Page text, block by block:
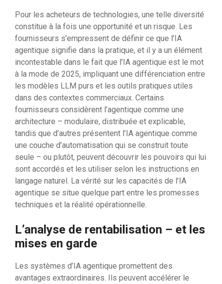
Pour les acheteurs de technologies, une telle diversité
constitue à la fois une opportunité et un risque. Les
fournisseurs s’empressent de définir ce que l’IA
agentique signifie dans la pratique, et il y a un élément
incontestable dans le fait que l’IA agentique est le mot
à la mode de 2025, impliquant une différenciation entre
les modèles LLM purs et les outils pratiques utiles
dans des contextes commerciaux. Certains
fournisseurs considèrent l’agentique comme une
architecture – modulaire, distribuée et explicable,
tandis que d’autres présentent l’IA agentique comme
une couche d’automatisation qui se construit toute
seule – ou plutôt, peuvent découvrir les pouvoirs qui lui
sont accordés et les utiliser selon les instructions en
langage naturel. La vérité sur les capacités de l’IA
agentique se situe quelque part entre les promesses
techniques et la réalité opérationnelle.
L’analyse de rentabilisation – et les
mises en garde
Les systèmes d’IA agentique promettent des
avantages extraordinaires. Ils peuvent accélérer le